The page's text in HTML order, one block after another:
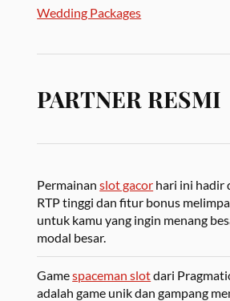
Wedding Packages
PARTNER RESMI
Permainanslot gacor hari ini hadir
RTP tinggi dan fitur bonus
untuk kamu yang ingin menang
modal besar.
Gamespaceman slotdari
adalah game unik dan gampang